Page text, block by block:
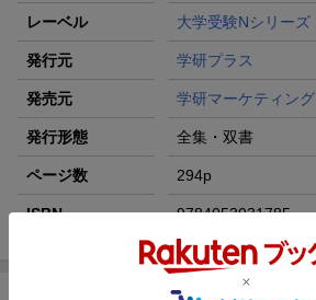
レーベル 大学受験Nシリーズ
発行元 学研プラス
発売元 学研マーケティング
発行形態 全集・双書
ページ数 294p
ISBN 9784053031785